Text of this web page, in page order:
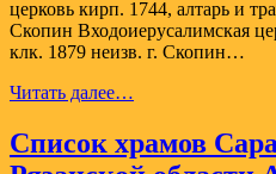
церковь кирп. 1744, алтарь и
Скопин Входоиерусалимская
клк. 1879 неизв. г. Скопин…
Читать далее…
Скопинского
района
Список храмов